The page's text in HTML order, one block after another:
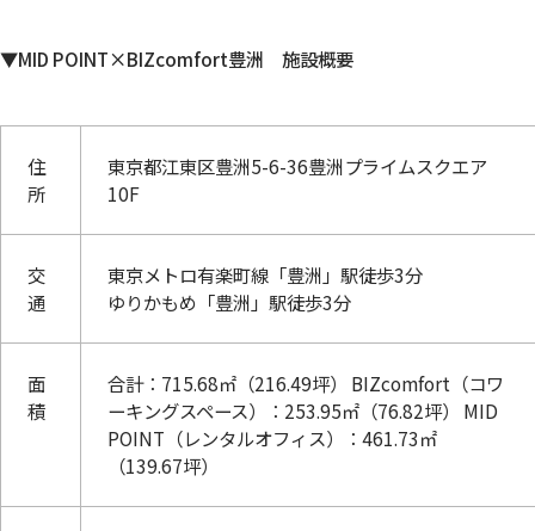
▼MID POINT×BIZcomfort豊洲 施設概要
住
所
東京都江東区豊洲5-6-36豊洲プライムスクエア
10F
交
通
東京メトロ有楽町線「豊洲」駅徒歩3分
ゆりかもめ「豊洲」駅徒歩3分
面
積
合計：715.68㎡（216.49坪） BIZcomfort（コワ
ーキングスペース）：253.95㎡（76.82坪） MID
POINT（レンタルオフィス）：461.73㎡
（139.67坪）